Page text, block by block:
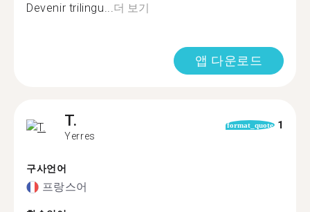
Devenir trilingu... 더 보기
앱 다운로드
T.
Yerres
format_quote 1
구사언어
프랑스어